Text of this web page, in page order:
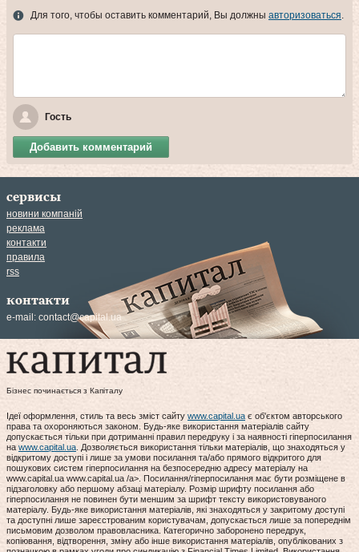
Для того, чтобы оставить комментарий, Вы должны авторизоваться.
Гость
Добавить комментарий
сервисы
новини компаній
реклама
контакти
правила
rss
контакти
e-mail: contact@capital.ua
Бізнес починається з Капіталу
Ідеї оформлення, стиль та весь зміст сайту www.capital.ua є об'єктом авторського
права та охороняються законом. Будь-яке використання матеріалів сайту
допускається тільки при дотриманні правил передруку і за наявності гіперпосилання
наwww.capital.ua. Дозволяється використання тільки матеріалів, що знаходяться у
відкритому доступі і лише за умови посилання та/або прямого відкритого для
пошукових систем гіперпосилання на безпосередню адресу матеріалу на
www.capital.ua www.capital.ua /a>. Посилання/гіперпосилання має бути розміщене в
підзаголовку або першому абзаці матеріалу. Розмір шрифту посилання або
гіперпосилання не повинен бути меншим за шрифт тексту використовуваного
матеріалу. Будь-яке використання матеріалів, які знаходяться у закритому доступі
та доступні лише зареєстрованим користувачам, допускається лише за попереднім
письмовим дозволом правовласника. Категорично заборонено передрук,
копіювання, відтворення, зміну або інше використання матеріалів, опублікованих з